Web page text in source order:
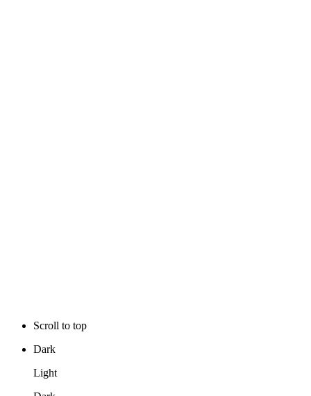
Scroll to top
Dark
Light